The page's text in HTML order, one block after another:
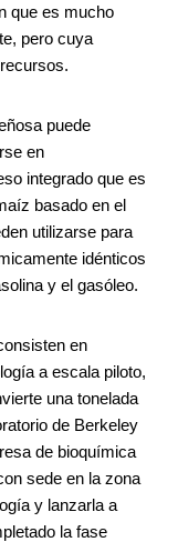
que es mucho
pero cuya
puede
en
integrado que es
basado en el
utilizarse para
idénticos
y el gasóleo.
en
a escala piloto,
una tonelada
de Berkeley
de bioquímica
sede en la zona
y lanzarla a
la fase